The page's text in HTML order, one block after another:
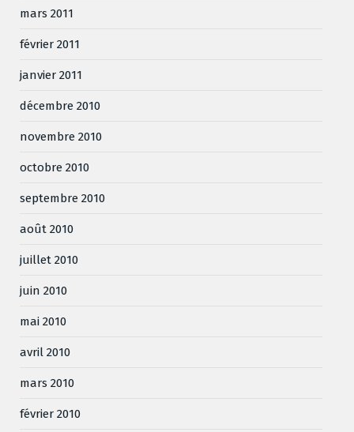
mars 2011
février 2011
janvier 2011
décembre 2010
novembre 2010
octobre 2010
septembre 2010
août 2010
juillet 2010
juin 2010
mai 2010
avril 2010
mars 2010
février 2010